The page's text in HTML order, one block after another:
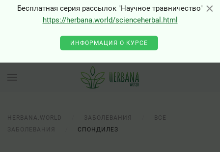
×
Бесплатная серия рассылок "Научное травничество"
https://herbana.world/scienceherbal.html
ИНФОРМАЦИЯ О КУРСЕ
HERBANA.WORLD ЗАБОЛЕВАНИЯ
ВСЕ
ЗАБОЛЕВАНИЯ
СПОНДИЛЕЗ
×
0 - Class "Joomla\Input\Json" not found